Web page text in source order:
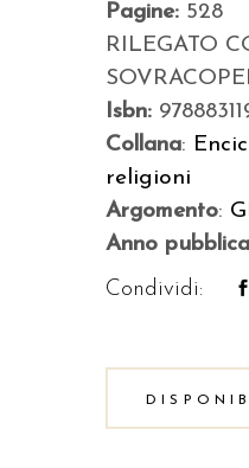
Pagine: 528
RILEGATO
Isbn:
Collana:
religioni
Argomento:
Anno
Condividi: